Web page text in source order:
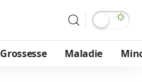
Grossesse Maladie